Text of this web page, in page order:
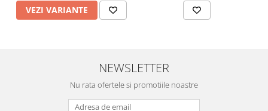
VEZI VARIANTE
NEWSLETTER
Nu rata ofertele si promotiile noastre